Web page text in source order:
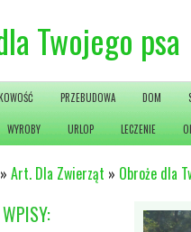
Twojego psa
PRZEBUDOWA DOM
WYROBY URLOP LECZENIE
» Art. Dla Zwierząt » Obroże dla